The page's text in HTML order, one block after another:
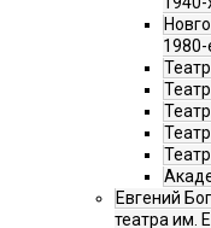
Евгений
театра им.